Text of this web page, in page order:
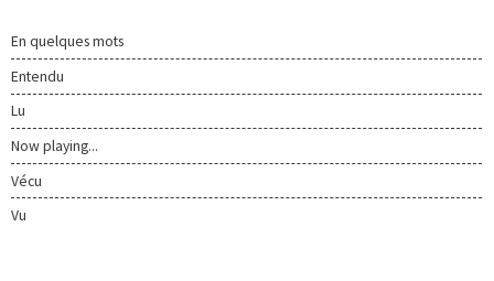
En quelques mots
Entendu
Lu
Now playing...
Vécu
Vu